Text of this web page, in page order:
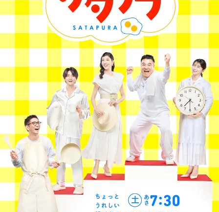
天気・防災 イベント
映画 アナウンサー
EN 番組表